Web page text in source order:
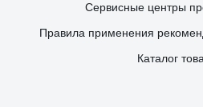
Сервисные центры
Правила применения
Каталог